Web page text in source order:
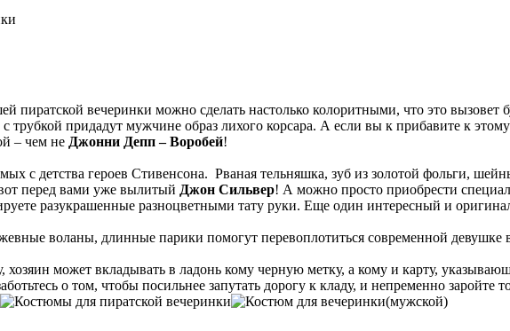
пиратской вечеринки можно сделать настолько колоритными, что это вызовет
трубкой придадут мужчине образ лихого корсара. А если вы к прибавите к
– чем не Джонни Депп – Воробей!
с детства героев Стивенсона. Рваная тельняшка, зуб из золотой фольги,
перед вами уже вылитый Джон Сильвер! А можно просто приобрести
разукрашенные разноцветными тату руки. Еще один интересный и
воланы, длинные парики помогут перевоплотиться современной девушке
хозяин может вкладывать в ладонь кому черную метку, а кому и карту,
о том, чтобы посильнее запутать дорогу к кладу, и непременно заройте